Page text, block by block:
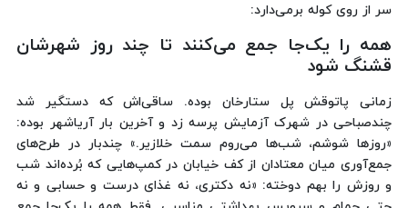
سر از روی کوله برمی‌دارد:
همه را یک‌جا جمع می‌کنند تا چند روز شهرشان
قشنگ شود
زمانی پاتوقش پل ستارخان بوده. ساقی‌اش که دستگیر شد
چندصباحی در شهرک آزمایش پرسه زد و آخرین بار آریاشهر بوده:
«روزها شوشم، شب‌ها می‌روم سمت خلازیر.» چندبار در طرح‌های
جمع‌آوری میان معتادان از کف خیابان در کمپ‌هایی که بُرده‌اند شب
و روزش را بهم دوخته: «نه دکتری، نه غذای درست و حسابی و نه